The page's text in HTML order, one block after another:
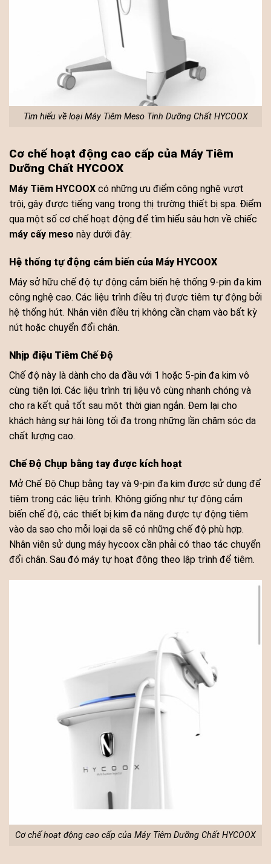
Tìm hiểu về loại Máy Tiêm Meso Tinh Dưỡng Chất HYCOOX
Cơ chế hoạt động cao cấp của Máy Tiêm
Dưỡng Chất HYCOOX
Máy Tiêm HYCOOX có những ưu điểm công nghệ vượt
trội, gây được tiếng vang trong thị trường thiết bị spa. Điểm
qua một số cơ chế hoạt động để tìm hiểu sâu hơn về chiếc
máy cấy meso này dưới đây:
Hệ thống tự động cảm biến của Máy HYCOOX
Máy sở hữu chế độ tự động cảm biến hệ thống 9-pin đa kim
công nghệ cao. Các liệu trình điều trị được tiêm tự động bởi
hệ thống hút. Nhân viên điều trị không cần chạm vào bất kỳ
nút hoặc chuyển đổi chân.
Nhịp điệu Tiêm Chế Độ
Chế độ này là dành cho da đầu với 1 hoặc 5-pin đa kim vô
cùng tiện lợi. Các liệu trình trị liệu vô cùng nhanh chóng và
cho ra kết quả tốt sau một thời gian ngắn. Đem lại cho
khách hàng sự hài lòng tối đa trong những lần chăm sóc da
chất lượng cao.
Chế Độ Chụp bằng tay được kích hoạt
Mở Chế Độ Chụp bằng tay và 9-pin đa kim được sử dụng để
tiêm trong các liệu trình. Không giống như tự động cảm
biến chế độ, các thiết bị kim đa năng được tự động tiêm
vào da sao cho mỗi loại da sẽ có những chế độ phù hợp.
Nhân viên sử dụng máy hycoox cần phải có thao tác chuyển
đổi chân. Sau đó máy tự hoạt động theo lập trình để tiêm.
Cơ chế hoạt động cao cấp của Máy Tiêm Dưỡng Chất HYCOOX